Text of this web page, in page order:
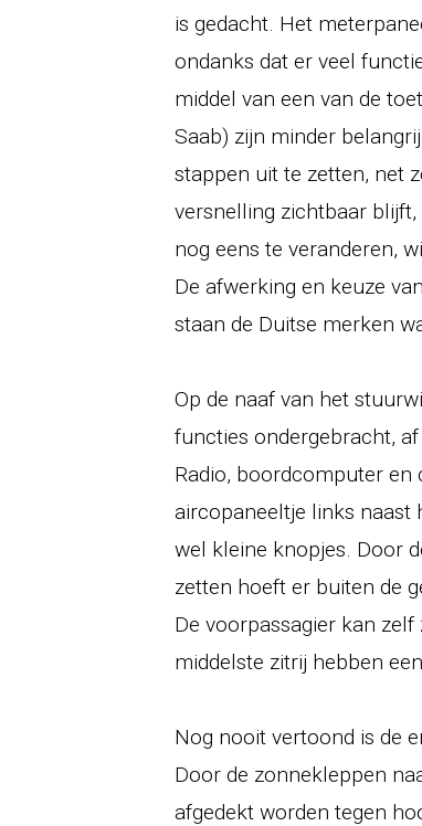
is gedacht. Het
ondanks dat er veel
middel van een van de
Saab) zijn minder
stappen uit te zetten, net
versnelling zichtbaar
nog eens te veranderen,
De afwerking en keuze
staan de Duitse merken
Op de naaf van het
functies ondergebracht,
Radio, boordcomputer
aircopaneeltje links naast
wel kleine knopjes. Door
zetten hoeft er buiten de
De voorpassagier kan
middelste zitrij hebben
Nog nooit vertoond is de
Door de zonnekleppen
afgedekt worden tegen